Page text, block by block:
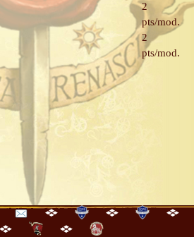
2
pts/mod.
2
pts/mod.